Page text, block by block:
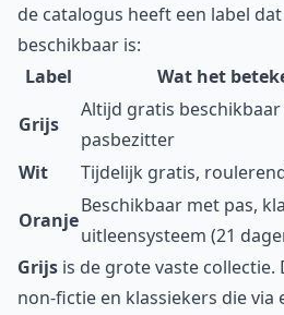
de catalogus heeft een label
beschikbaar is:
Label
Wat het
Grijs
Altijd gratis
pasbezitter
Wit
Tijdelijk gratis,
Oranje
Beschikbaar met pas,
uitleensysteem (21
Grijs is de grote vaste collectie.
non-fictie en klassiekers die via